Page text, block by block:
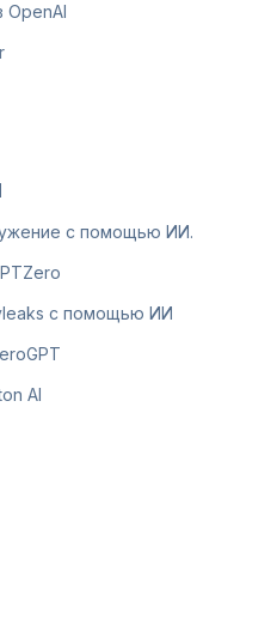
OpenAI
с помощью ИИ.
с помощью ИИ
AI